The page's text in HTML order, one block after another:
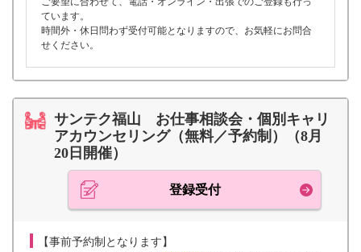
ています。
時間外・休日問わず受付可能となりますので、お気軽にお問合
せください。
サンテク福山 お仕事相談会・個別キャリ
アカウンセリング（無料／予約制）（8月
20日開催）
登録受付
【事前予約制となります】